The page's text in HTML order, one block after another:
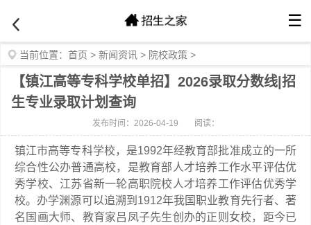
☰
当前位置： 首页 > 新闻资讯 > 院校政策 >
【镇江高等专科学校单招】2026录取分数线|招
生专业录取计划查询
发布时间：2026-04-19 阅读：
镇江市高等专科学校，是1992年经教育部批准成立的一所
综合性公办普通高校，是教育部人才培养工作水平评估优
秀学校、江苏省新一轮高职院校人才培养工作评估优秀学
校。办学渊源可以追溯到1912年我国职业教育先行者、著
名国画大师、教育家吕凤子先生创办的正则女校，距今已